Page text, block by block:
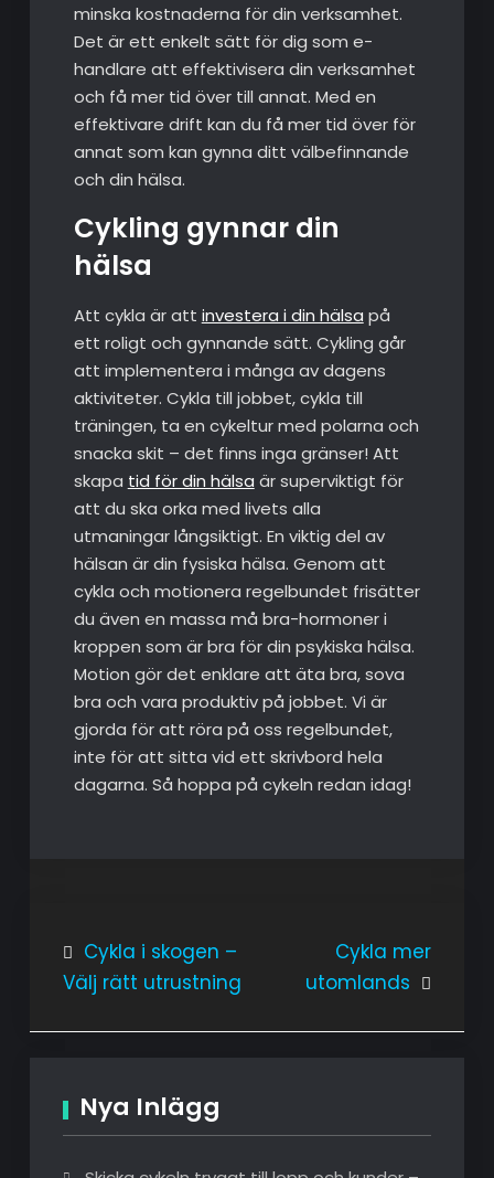
minska kostnaderna för din verksamhet.
Det är ett enkelt sätt för dig som e-
handlare att effektivisera din verksamhet
och få mer tid över till annat. Med en
effektivare drift kan du få mer tid över för
annat som kan gynna ditt välbefinnande
och din hälsa.
Cykling gynnar din
hälsa
Att cykla är att investera i din hälsa på
ett roligt och gynnande sätt. Cykling går
att implementera i många av dagens
aktiviteter. Cykla till jobbet, cykla till
träningen, ta en cykeltur med polarna och
snacka skit – det finns inga gränser! Att
skapa tid för din hälsa är superviktigt för
att du ska orka med livets alla
utmaningar långsiktigt. En viktig del av
hälsan är din fysiska hälsa. Genom att
cykla och motionera regelbundet frisätter
du även en massa må bra-hormoner i
kroppen som är bra för din psykiska hälsa.
Motion gör det enklare att äta bra, sova
bra och vara produktiv på jobbet. Vi är
gjorda för att röra på oss regelbundet,
inte för att sitta vid ett skrivbord hela
dagarna. Så hoppa på cykeln redan idag!
Inläggsnavigering
Cykla i skogen –
Välj rätt utrustning
Cykla mer
utomlands
Nya Inlägg